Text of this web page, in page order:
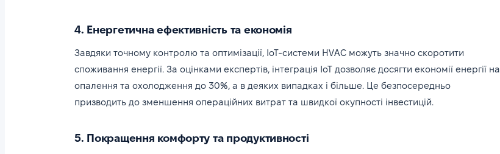
4. Енергетична ефективність та економія
Завдяки точному контролю та оптимізації, IoT-системи HVAC можуть значно скоротити
споживання енергії. За оцінками експертів, інтеграція IoT дозволяє досягти економії енергії на
опалення та охолодження до 30%, а в деяких випадках і більше. Це безпосередньо
призводить до зменшення операційних витрат та швидкої окупності інвестицій.
5. Покращення комфорту та продуктивності